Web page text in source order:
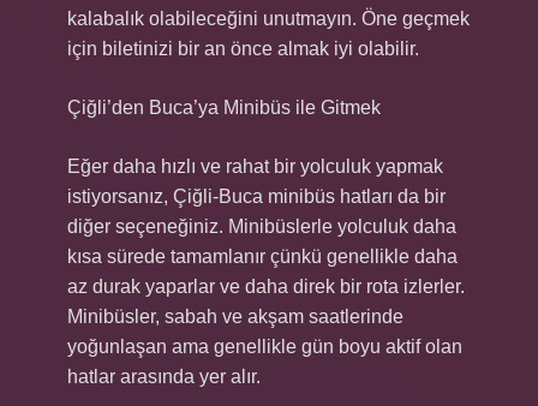
kalabalık olabileceğini unutmayın. Öne geçmek
için biletinizi bir an önce almak iyi olabilir.
Çiğli’den Buca’ya Minibüs ile Gitmek
Eğer daha hızlı ve rahat bir yolculuk yapmak
istiyorsanız, Çiğli-Buca minibüs hatları da bir
diğer seçeneğiniz. Minibüslerle yolculuk daha
kısa sürede tamamlanır çünkü genellikle daha
az durak yaparlar ve daha direk bir rota izlerler.
Minibüsler, sabah ve akşam saatlerinde
yoğunlaşan ama genellikle gün boyu aktif olan
hatlar arasında yer alır.